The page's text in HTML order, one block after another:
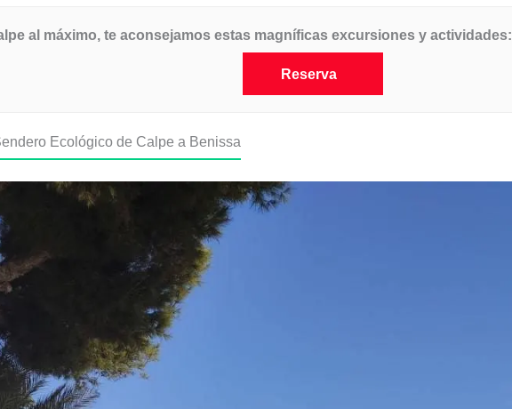
al máximo, te aconsejamos estas magníficas excursiones y actividades:
Reserva
Ecológico de Calpe a Benissa